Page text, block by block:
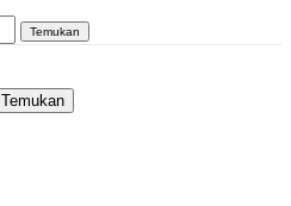
Temukan
Temukan